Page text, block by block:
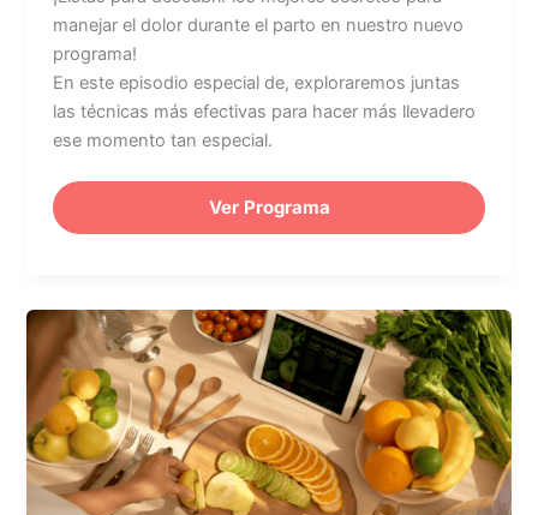
manejar el dolor durante el parto en nuestro nuevo
programa!
En este episodio especial de, exploraremos juntas
las técnicas más efectivas para hacer más llevadero
ese momento tan especial.
Ver Programa
Alimentación
complementaria
con
BLW
1/2